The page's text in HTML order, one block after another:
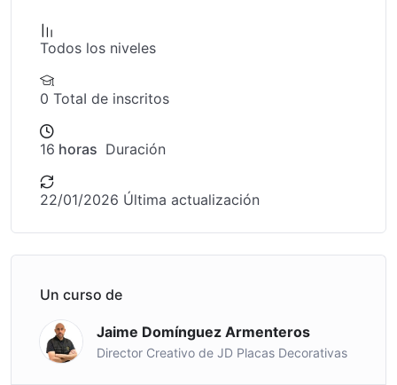
Todos los niveles
0 TotaI de inscritos
16 horas Duración
22/01/2026 Última actualización
Un curso de
Jaime Domínguez Armenteros
Director Creativo de JD Placas Decorativas